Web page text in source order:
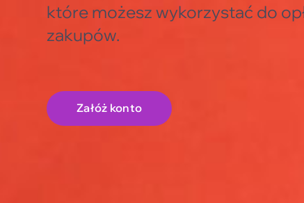
które możesz wykorzystać do
zakupów.
Załóż konto